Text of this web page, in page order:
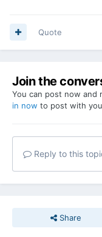
Quote
Join the
You can post now and
in now to post with
Reply to this
Share